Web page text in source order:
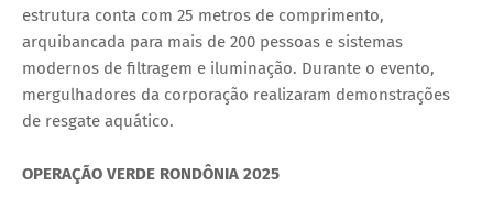
estrutura conta com 25 metros de comprimento,
arquibancada para mais de 200 pessoas e sistemas
modernos de filtragem e iluminação. Durante o evento,
mergulhadores da corporação realizaram demonstrações
de resgate aquático.
OPERAÇÃO VERDE RONDÔNIA 2025